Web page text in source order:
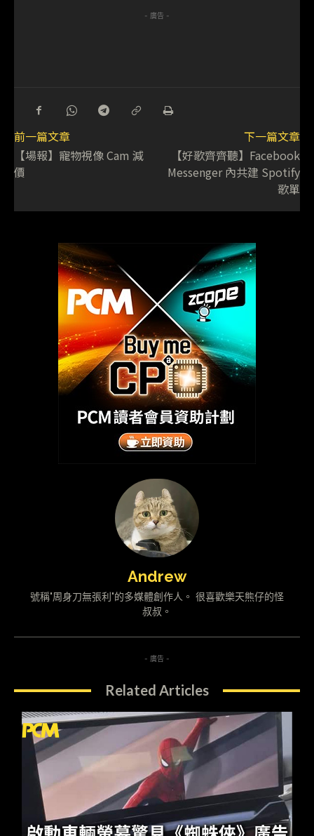
- 廣告 -
前一篇文章
【場報】寵物視像 Cam 減
價
下一篇文章
【好歌齊齊聽】Facebook
Messenger 內共建 Spotify
歌單
Andrew
號稱"周身刀無張利"的多媒體創作人。 很喜歡樂天熊仔的怪
叔叔。
- 廣告 -
Related Articles